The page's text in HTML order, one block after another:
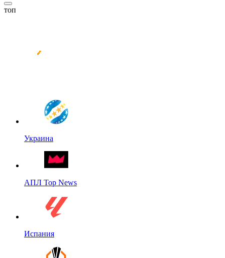
топ
Украина
АПЛ Top News
Испания